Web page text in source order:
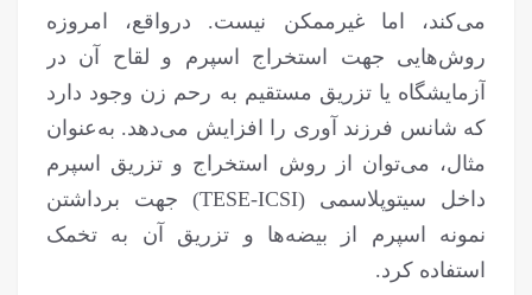
می‌کند، اما غیرممکن نیست. درواقع، امروزه
روش‌هایی جهت استخراج اسپرم و لقاح آن در
آزمایشگاه یا تزریق مستقیم به رحم زن وجود دارد
که شانس فرزند آوری را افزایش می‌دهد. به‌عنوان
مثال، می‌توان از روش استخراج و تزریق اسپرم
داخل سیتوپلاسمی (TESE-ICSI) جهت برداشتن
نمونه اسپرم از بیضه‌ها و تزریق آن به تخمک
استفاده کرد.